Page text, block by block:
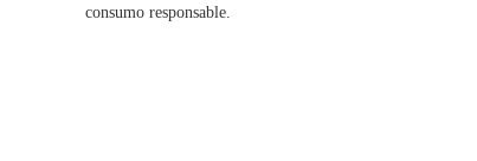
consumo responsable.